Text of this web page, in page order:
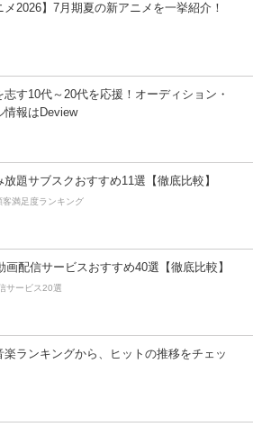
メ2026】7月期夏の新アニメを一挙紹介！
志す10代～20代を応援！オーディション・
情報はDeview
放題サブスクおすすめ11選【徹底比較】
客満足度ランキング
画配信サービスおすすめ40選【徹底比較】
サービス20選
楽ランキングから、ヒットの推移をチェッ